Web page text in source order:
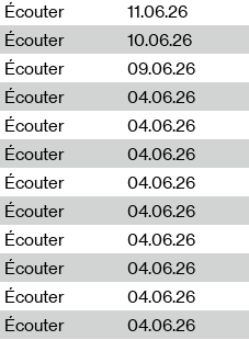
Écouter
11.06.26
Écouter
10.06.26
Écouter
09.06.26
Écouter
04.06.26
Écouter
04.06.26
Écouter
04.06.26
Écouter
04.06.26
Écouter
04.06.26
Écouter
04.06.26
Écouter
04.06.26
Écouter
04.06.26
Écouter
04.06.26